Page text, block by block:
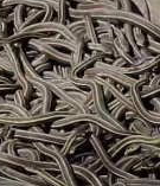
kırmızı
gözlemlenen